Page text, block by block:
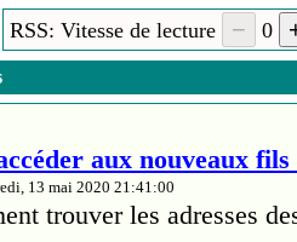
RSS: Vitesse de lecture 0
aux nouveaux fils
13 mai 2020 21:41:00
trouver les adresses